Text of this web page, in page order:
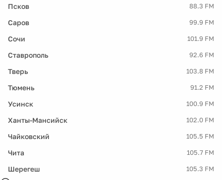
Псков 88.3 FM
Саров 99.9 FM
Сочи 101.9 FM
Ставрополь 92.6 FM
Тверь 103.8 FM
Тюмень 91.2 FM
Усинск 100.9 FM
Ханты-Мансийск 102.0 FM
Чайковский 105.5 FM
Чита 105.7 FM
Шерегеш 105.3 FM